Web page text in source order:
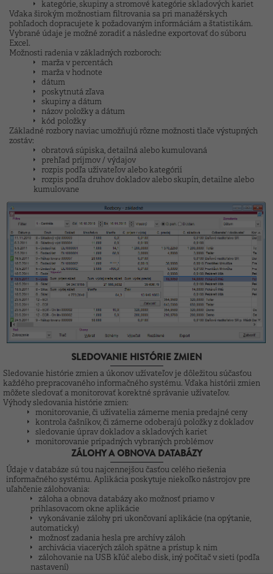
kategórie, skupiny a stromové kategórie skladových kariet
Vďaka širokým možnostiam filtrovania sa pri manažérskych
pohľadoch dopracujete k požadovaným informáciám a štatistikám.
Vybrané údaje je možné zoradiť a následne exportovať do súboru
Excel.
Možnosti radenia v základných rozboroch:
marža v percentách
marža v hodnote
dátum
poskytnutá zľava
skupiny a dátum
názov položky a dátum
kód položky
Základné rozbory naviac umožňujú rôzne možnosti tlače výstupných
zostáv:
obratová súpiska, detailná alebo kumulovaná
prehľad príjmov / výdajov
rozpis podľa užívateľov alebo kategórií
rozpis podľa druhov dokladov alebo skupín, detailne alebo
kumulovane
SLEDOVANIE HISTÓRIE ZMIEN
Sledovanie histórie zmien a úkonov užívateľov je dôležitou súčasťou
každého prepracovaného informačného systému. Vďaka histórii zmien
môžete sledovať a monitorovať korektné správanie užívateľov.
Výhody sledovania histórie zmien:
monitorovanie, či užívatelia zámerne menia predajné ceny
kontrola čašníkov, či zámerne odoberajú položky z dokladov
sledovanie úprav dokladov a skladových kariet
monitorovanie prípadných vybraných problémov
ZÁLOHY A OBNOVA DATABÁZY
Údaje v databáze sú tou najcennejšou časťou celého riešenia
informačného systému. Aplikácia poskytuje niekoľko nástrojov pre
uľahčenie zálohovania:
záloha a obnova databázy ako možnosť priamo v
prihlasovacom okne aplikácie
vykonávanie zálohy pri ukončovaní aplikácie (na opýtanie,
automaticky)
možnosť zadania hesla pre archívy záloh
archivácia viacerých záloh spätne a prístup k nim
zálohovanie na USB kľúč alebo disk, iný počítač v sieti (podľa
nastavení)